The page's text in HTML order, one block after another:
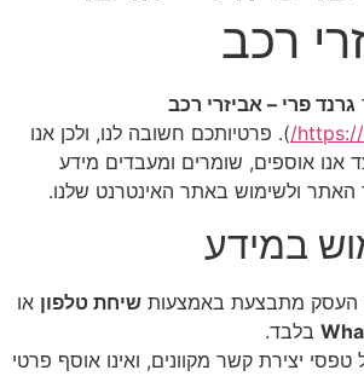
רכב
גרנד פרי – אביזרי רכב
). פרטיותכם חשובה לנו, ולכן אנו
אנו אוספים, שומרים ומעבדים מידע
האתר ולשימוש באתר האינטרנט שלנו.
במידע
העסק מתבצעת באמצעות שיחת טלפון או
בלבד.
טפסי יצירת קשר מקוונים, ואינו אוסף פרטי